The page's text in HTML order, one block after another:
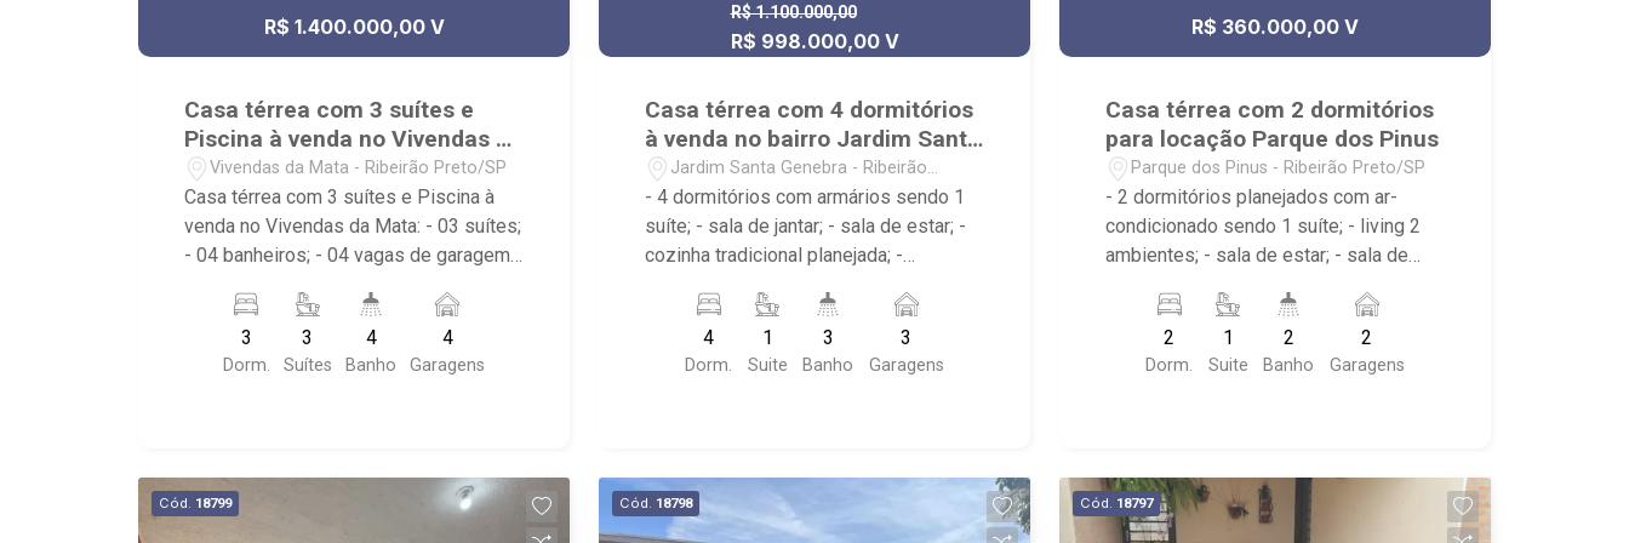
R$ 1.400.000,00 V
Casa térrea com 3 suítes e
Piscina à venda no Vivendas da
Mata
Vivendas da Mata - Ribeirão Preto/SP
Casa térrea com 3 suítes e Piscina à
venda no Vivendas da Mata: - 03 suítes;
- 04 banheiros; - 04 vagas de garagem,
ambientes; - Sala de Jantar; - Sala de
TV; - Escritório; - Cozinha Americana; -
Área de Serviço; - Quintal Gramado; -
Poliesportiva, Quadra de Tênis, Campo
de Futebol, Playground, Brinquedoteca,
3
Dorm.
3
Suítes
4
Banho
4
Garagens
R$ 1.100.000,00
R$ 998.000,00 V
Casa térrea com 4 dormitórios
à venda no bairro Jardim Santa
Genebra
Jardim Santa Genebra - Ribeirão
Preto/SP
- 4 dormitórios com armários sendo 1
suíte; - sala de jantar; - sala de estar; -
cozinha tradicional planejada; -
- quintal; - corredor lateral; - 3 banheiros
com armários, box e espelho; - lavabo; -
área de serviço; - 3 vagas de garagem
4
Dorm.
1
Suite
3
Banho
3
Garagens
R$ 360.000,00 V
Casa térrea com 2 dormitórios
para locação Parque dos Pinus
Parque dos Pinus - Ribeirão Preto/SP
- 2 dormitórios planejados com ar-
condicionado sendo 1 suíte; - living 2
ambientes; - sala de estar; - sala de
serviço; - churrasqueira; - 2 banheiros
planejados com box e espelho; -
próximo ao Panificadora Paraiba,
2
Dorm.
1
Suite
2
Banho
2
Garagens
Cód. 18799 Cód. 18798 Cód. 18797